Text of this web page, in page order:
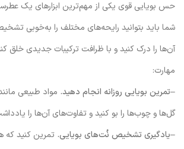
شما باید بتوانید رایحه‌های مختلف را به‌خوبی
آن‌ها را درک کنید و با ظرافت ترکیبات جدیدی خلق
مهارت:
–تمرین بویایی روزانه انجام دهید. مواد طبیعی
گل‌ها و چوب‌ها را بو کنید و تفاوت‌های آن‌ها را
–یادگیری تشخیص نُت‌های بویایی. تمرین کنید که